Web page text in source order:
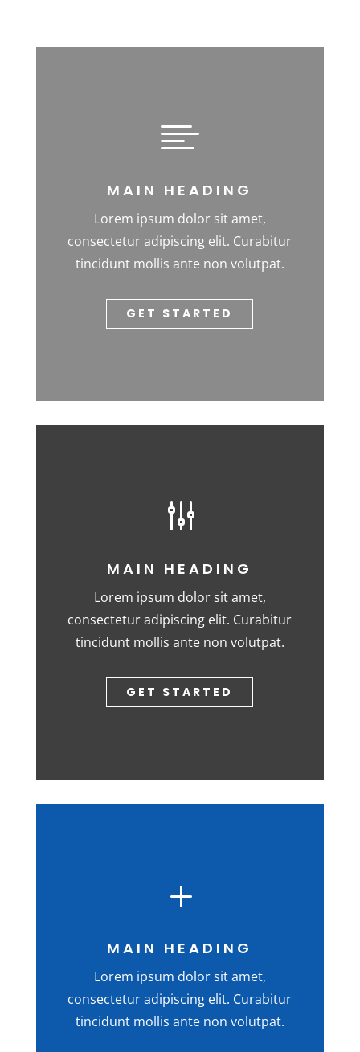

MAIN HEADING
Lorem ipsum dolor sit amet,
consectetur adipiscing elit. Curabitur
tincidunt mollis ante non volutpat.
GET STARTED
g
MAIN HEADING
Lorem ipsum dolor sit amet,
consectetur adipiscing elit. Curabitur
tincidunt mollis ante non volutpat.
GET STARTED
L
MAIN HEADING
Lorem ipsum dolor sit amet,
consectetur adipiscing elit. Curabitur
tincidunt mollis ante non volutpat.